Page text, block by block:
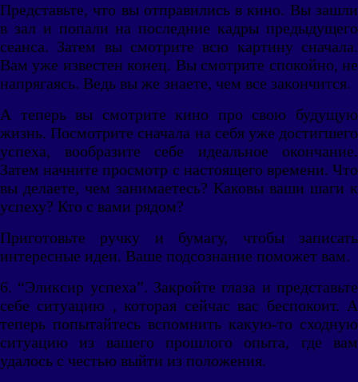
Представьте, что вы отправились в кино. Вы зашли
в зал и попали на последние кадры предыдущего
сеанса. Затем вы смотрите всю картину сначала.
Вам уже известен конец. Вы смотрите спокойно, не
напрягаясь. Ведь вы же знаете, чем все закончится.
А теперь вы смотрите кино про свою будущую
жизнь. Посмотрите сначала на себя уже достигшего
успеха, вообразите себе идеальное окончание.
Затем начните просмотр с настоящего времени. Что
вы делаете, чем занимаетесь? Каковы ваши шаги к
успеху? Кто с вами рядом?
Приготовьте ручку и бумагу, чтобы записать
интересные идеи. Ваше подсознание поможет вам.
6. “Эликсир успеха”. Закройте глаза и представьте
себе ситуацию , которая сейчас вас беспокоит. А
теперь попытайтесь вспомнить какую-то сходную
ситуацию из вашего прошлого опыта, где вам
удалось с честью выйти из положения.